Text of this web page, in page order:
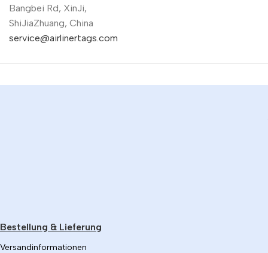
Bangbei Rd, XinJi,
ShiJiaZhuang, China
service@airlinertags.com
Bestellung & Lieferung
Versandinformationen